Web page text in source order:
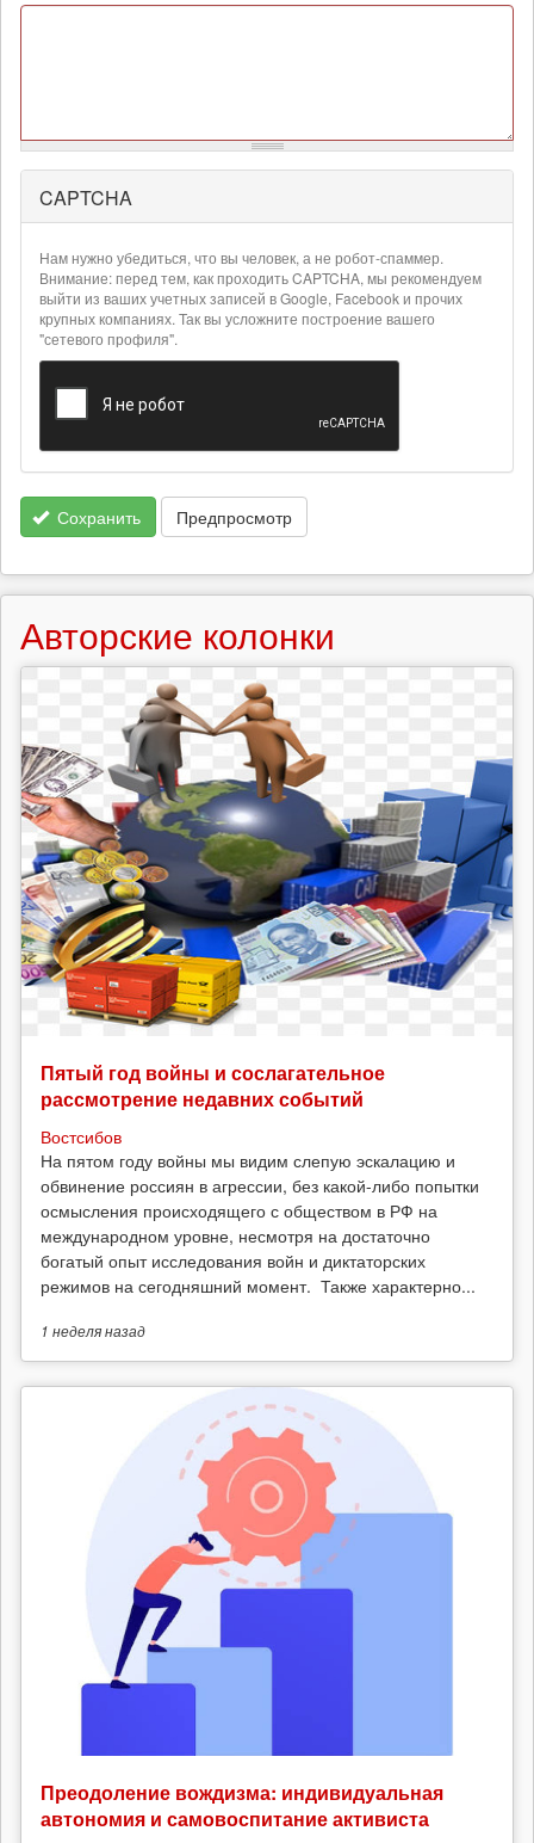
Более
подробная
информация
текстовых
форматах
CAPTCHA
Нам нужно убедиться, что вы человек, а не робот-спаммер.
Внимание: перед тем, как проходить CAPTCHA, мы рекомендуем
выйти из ваших учетных записей в Google, Facebook и прочих
крупных компаниях. Так вы усложните построение вашего
"сетевого профиля".
Сохранить Предпросмотр
Авторские колонки
Пятый год войны и сослагательное
рассмотрение недавних событий
Востсибов
На пятом году войны мы видим слепую эскалацию и
обвинение россиян в агрессии, без какой-либо попытки
осмысления происходящего с обществом в РФ на
международном уровне, несмотря на достаточно
богатый опыт исследования войн и диктаторских
режимов на сегодняшний момент. Также характерно...
1 неделяназад
Преодоление вождизма: индивидуальная
автономия и самовоспитание активиста